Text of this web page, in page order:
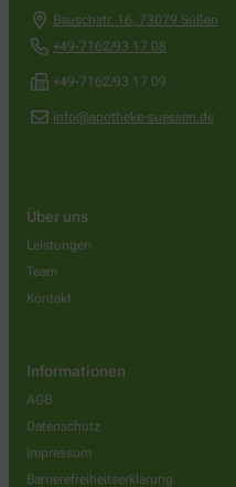
Bauschstr. 16, 73079 Süßen
+49-7162/93 17 08
+49-7162/93 17 09
info@apotheke-suessen.de
Über uns
Leistungen
Team
Kontakt
Informationen
AGB
Datenschutz
Impressum
Barrierefreiheitserklärung